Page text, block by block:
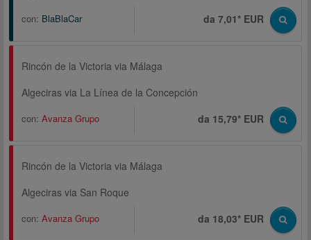
con: BlaBlaCar da 7,01* EUR
Rincón de la Victoria via Málaga
Algeciras via La Línea de la Concepción
con: Avanza Grupo da 15,79* EUR
Rincón de la Victoria via Málaga
Algeciras via San Roque
con: Avanza Grupo da 18,03* EUR